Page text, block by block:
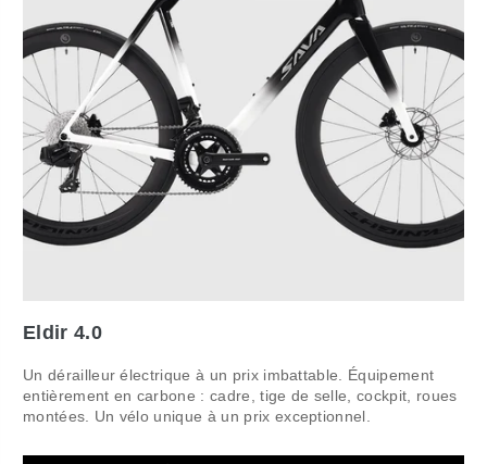
Eldir 4.0
Un dérailleur électrique à un prix imbattable. Équipement
entièrement en carbone : cadre, tige de selle, cockpit, roues
montées. Un vélo unique à un prix exceptionnel.